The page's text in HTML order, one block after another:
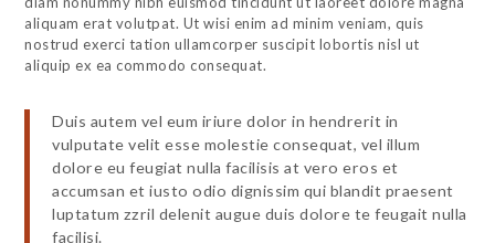
aliquam erat volutpat. Ut wisi enim ad minim veniam, quis
nostrud exerci tation ullamcorper suscipit lobortis nisl ut
aliquip ex ea commodo consequat.
Duis autem vel eum iriure dolor in hendrerit in
vulputate velit esse molestie consequat, vel illum
dolore eu feugiat nulla facilisis at vero eros et
accumsan et iusto odio dignissim qui blandit praesent
luptatum zzril delenit augue duis dolore te feugait nulla
facilisi.